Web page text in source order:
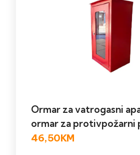
Ormar za vatrogasni
ormar za protivpožarni
46,50KM